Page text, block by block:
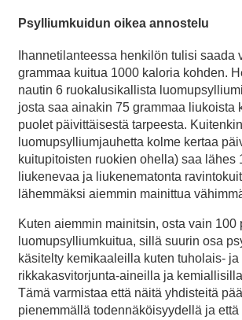
Psylliumkuidun oikea annostelu
Ihannetilanteessa henkilön tulisi saada
grammaa kuitua 1000 kaloria kohden.
nautin 6 ruokalusikallista
josta saa ainakin 75 grammaa liukoista
puolet päivittäisestä tarpeesta.
luomupsylliumjauhetta kolme kertaa
kuitupitoisten ruokien ohella) saa lähes
liukenevaa ja liukenematonta
lähemmäksi aiemmin mainittua
Kuten aiemmin mainitsin, osta vain 100
luomupsylliumkuitua, sillä suurin osa
käsitelty kemikaaleilla kuten tuholais- ja
rikkakasvitorjunta-aineilla ja
Tämä varmistaa että näitä yhdisteitä
pienemmällä todennäköisyydellä ja